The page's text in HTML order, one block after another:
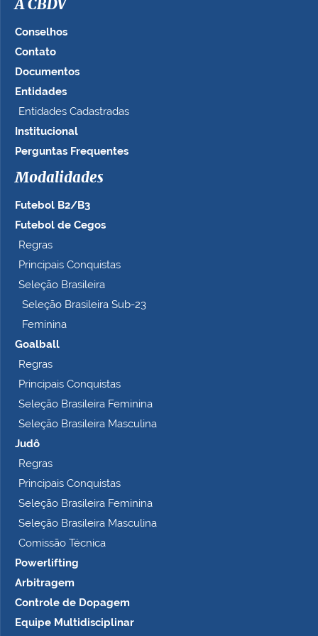
e
n
o
t
m
a
n
o
o
m
e
t
A CBDV
Conselhos
Contato
Documentos
Entidades
Entidades Cadastradas
Institucional
Perguntas Frequentes
Modalidades
Futebol B2/B3
Futebol de Cegos
Regras
Principais Conquistas
Seleção Brasileira
Seleção Brasileira Sub-23
Feminina
Goalball
Regras
Principais Conquistas
Seleção Brasileira Feminina
Seleção Brasileira Masculina
Judô
Regras
Principais Conquistas
Seleção Brasileira Feminina
Seleção Brasileira Masculina
Comissão Técnica
Powerlifting
Arbitragem
Controle de Dopagem
Equipe Multidisciplinar